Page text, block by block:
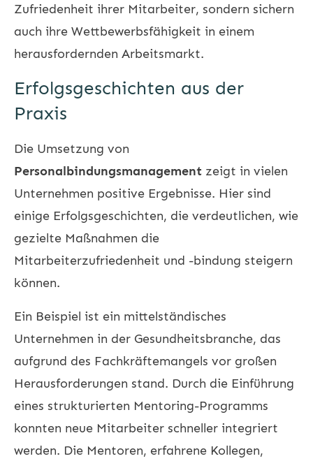
Zufriedenheit ihrer Mitarbeiter, sondern sichern
auch ihre Wettbewerbsfähigkeit in einem
herausfordernden Arbeitsmarkt.
Erfolgsgeschichten aus der
Praxis
Die Umsetzung von
Personalbindungsmanagement zeigt in vielen
Unternehmen positive Ergebnisse. Hier sind
einige Erfolgsgeschichten, die verdeutlichen, wie
gezielte Maßnahmen die
Mitarbeiterzufriedenheit und -bindung steigern
können.
Ein Beispiel ist ein mittelständisches
Unternehmen in der Gesundheitsbranche, das
aufgrund des Fachkräftemangels vor großen
Herausforderungen stand. Durch die Einführung
eines strukturierten Mentoring-Programms
konnten neue Mitarbeiter schneller integriert
werden. Die Mentoren, erfahrene Kollegen,